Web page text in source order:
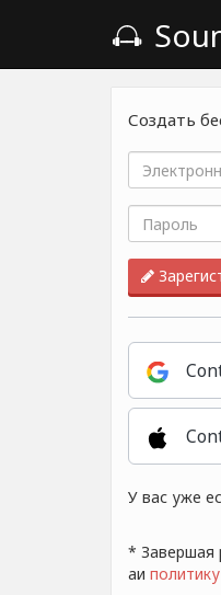
Создать
У вас уже
* Завершая
aи